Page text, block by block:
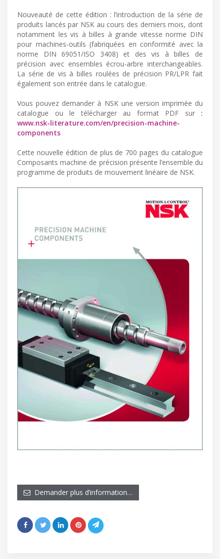
Nouveauté de cette édition : l’introduction de la série de
produits lancés par NSK au cours des derniers mois, dont
notamment les vis à billes à grande vitesse norme DIN
pour machines-outils (fabriquées en conformité avec la
norme DIN 69051/ISO 3408) et des vis à billes de
précision avec ensembles écrou-arbre interchangeables.
La série de vis à billes roulées de précision PR/LPR fait
également son entrée dans le catalogue.
Vous pouvez demander à NSK une version imprimée du
catalogue ou le télécharger au format PDF sur :
www.nsk-literature.com/en/precision-machine-
components
Cette nouvelle édition de plus de 700 pages du catalogue
Composants machine de précision présente l’ensemble du
programme de produits de mouvement linéaire de NSK.
Demander plus d’information…